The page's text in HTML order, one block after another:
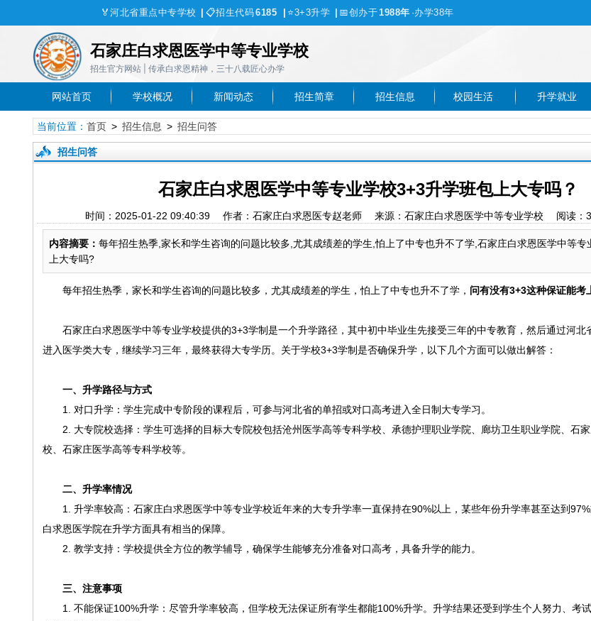
🏅 河北省重点中专学校 📋招生代码6185 ⭐3+3升学 📅创办于1988年 ·办学38年
石家庄白求恩医学中等专业学校
招生官方网站 | 传承白求恩精神，三十八载匠心办学
网站首页 学校概况 新闻动态 招生简章 招生信息 校园生活 升学就业
当前位置： 首页> 招生信息 > 招生问答
招生问答
石家庄白求恩医学中等专业学校3+3升学班包上大专吗？
时间：2025-01-22 09:40:39 作者：石家庄白求恩医专赵老师 来源：石家庄白求恩医学中等专业学校 阅读：
内容摘要： 每年招生热季,家长和学生咨询的问题比较多,尤其成绩差的学生,怕上了中专也升不了学,石家庄白求恩医学中等专
上大专吗?
每年招生热季，家长和学生咨询的问题比较多，尤其成绩差的学生，怕上了中专也升不了学， 问有没有3+3这种保证能考
石家庄白求恩医学中等专业学校提供的3+3学制是一个升学路径，其中初中毕业生先接受三年的中专教育，然后通过河北
进入医学类大专，继续学习三年，最终获得大专学历。关于学校3+3学制是否确保升学，以下几个方面可以做出解答：
一、升学路径与方式
1. 对口升学：学生完成中专阶段的课程后，可参与河北省的单招或对口高考进入全日制大专学习。
2. 大专院校选择：学生可选择的目标大专院校包括沧州医学高等专科学校、承德护理职业学院、廊坊卫生职业学院、石
校、石家庄医学高等专科学校等。
二、升学率情况
1. 升学率较高：石家庄白求恩医学中等专业学校近年来的大专升学率一直保持在90%以上，某些年份升学率甚至达到
白求恩医学院在升学方面具有相当的保障。
2. 教学支持：学校提供全方位的教学辅导，确保学生能够充分准备对口高考，具备升学的能力。
三、注意事项
1. 不能保证100%升学：尽管升学率较高，但学校无法保证所有学生都能100%升学。升学结果还受到学生个人努力、考